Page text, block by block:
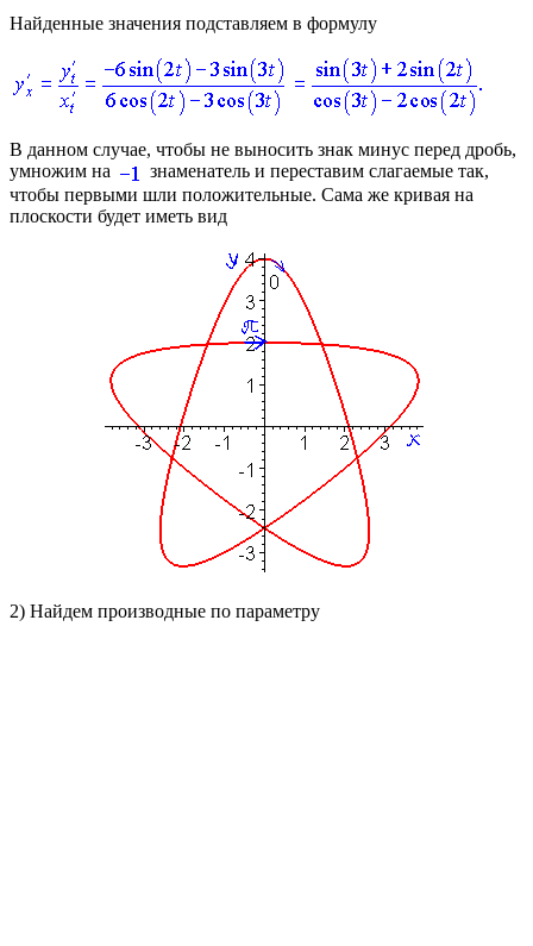
Найденные значения подставляем в формулу
В данном случае, чтобы не выносить знак минус перед дробь,
умножим на
знаменатель и переставим слагаемые так,
чтобы первыми шли положительные. Сама же кривая на
плоскости будет иметь вид
2) Найдем производные по параметру